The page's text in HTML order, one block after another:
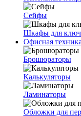
Сейфы
Шкафы для
Офисная
Брошюраторы
Калькуляторы
Ламинаторы
Обложки для